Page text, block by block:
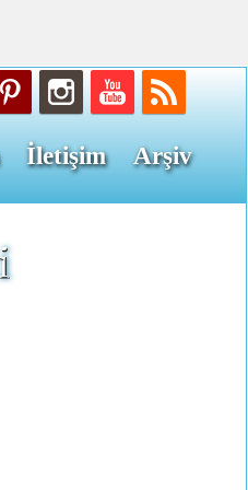
İletişim Arşiv